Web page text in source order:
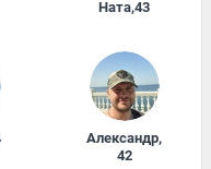
Ната,43
Александр,
42